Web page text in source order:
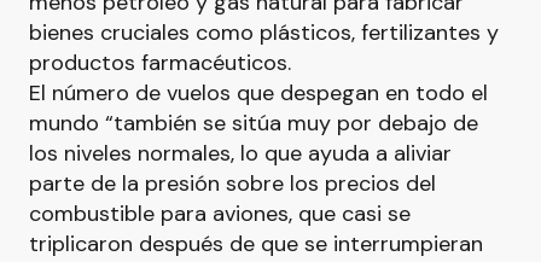
bienes cruciales como plásticos, fertilizantes y
productos farmacéuticos.
El número de vuelos que despegan en todo el
mundo “también se sitúa muy por debajo de
los niveles normales, lo que ayuda a aliviar
parte de la presión sobre los precios del
combustible para aviones, que casi se
triplicaron después de que se interrumpieran